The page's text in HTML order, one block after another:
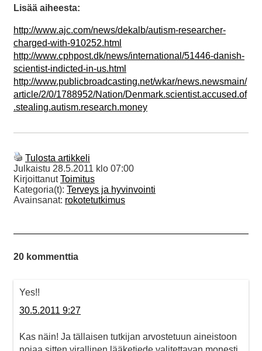
Lisää aiheesta:
http://www.ajc.com/news/dekalb/autism-researcher-
charged-with-910252.html
http://www.cphpost.dk/news/international/51446-danish-
scientist-indicted-in-us.html
http://www.publicbroadcasting.net/wkar/news.newsmain/
article/2/0/1788952/Nation/Denmark.scientist.accused.of
.stealing.autism.research.money
Tulosta artikkeli
Julkaistu 28.5.2011 klo 07:00
KirjoittanutToimitus
Kategoria(t): Terveys ja hyvinvointi
Avainsanat: rokotetutkimus
20 kommenttia
Yes!!
30.5.2011 9:27
Kas näin! Ja tällaisen tutkijan arvostetuun aineistoon